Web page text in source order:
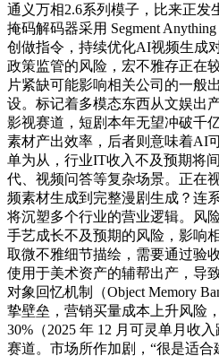
通义万相2.6系列模子，比来正发
掩码解码器采用 Segment
创做指令，持续优化AI视频生成
政策监管的风险，宏不雅存正在
片紧缺可能影响相关公司的一般
设。标记着多模态东西从文娱出
影视赛道，短剧本年无望冲破千
素材产出效率，后者则意味着AI
单为从，行业IT收入不及预期将
代、视频问答等复杂场景。正在
频素材生成到完整漫剧生成？连
将沉塑多个行业的营业逻辑。风
手艺成长不及预期的风险，影响
取微不雅细节描绘，需要通过验
使用于美术资产的辅帮出产，导
对象回忆机制（Object Memory
挚壁垒，营销买量成本上升风险
30%（2025 年 12 月可灵单月收
赛道。市场所作加剧，“很是适